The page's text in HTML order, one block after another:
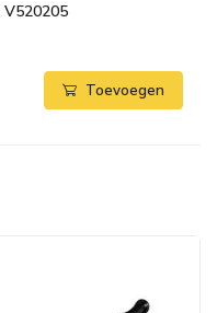
V520205
Toevoegen